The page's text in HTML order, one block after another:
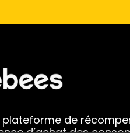
plateforme de